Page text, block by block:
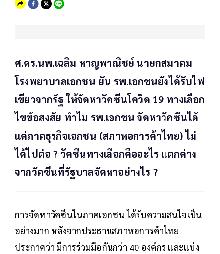
ศ.ดร.นพ.เฉลิม หาญพาณิชย์ นายกสมาคม
โรงพยาบาลเอกชน ยัน รพ.เอกชนยังได้รับไฟ
เขียวจากรัฐ ให้จัดหาวัคซีนโควิด 19 ทางเลือก
ไขข้อสงสัย ทำไม รพ.เอกชน จัดหาวัคซีนได้
แต่ภาคธุรกิจเอกชน (สภาหอการค้าไทย) ไม่
ได้ไปต่อ ? วัคซีนทางเลือกคืออะไร แตกต่าง
จากวัคซีนที่รัฐบาลจัดหาอย่างไร ?
การจัดหาวัคซีนในภาคเอกชน ได้รับความสนใจเป็น
อย่างมาก หลังจากประธานสภาหอการค้าไทย
ประกาศว่า มีการร่วมมือกันกว่า 40 องค์กร และแบ่ง